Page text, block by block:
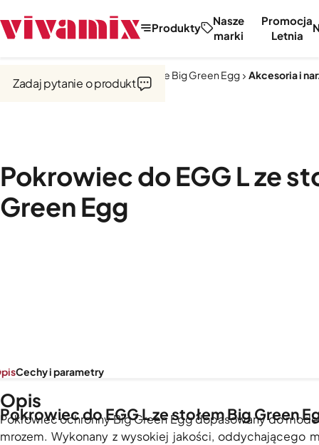
Produkty
Nasze
marki
Promocja
Letnia
Kuchnie zewnętrzne Big Green Egg Akcesoria i
Pokrowiec do EGG L ze
Green Egg
Zadaj pytanie o produkt
Pokrowiec do EGG L ze stołem Big Green
Cechy i parametry
Opis
Pokrowiec ochronny Big Green Egg dopasowany do
mrozem. Wykonany z wysokiej jakości, oddychającego